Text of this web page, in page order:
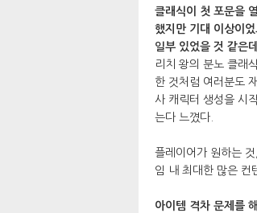
클래식이 첫 포문을
했지만 기대 이상이
일부 있었을 것 같은
리치 왕의 분노 클래
한 것처럼 여러분도
사 캐릭터 생성을 시
는다 느꼈다.
플레이어가 원하는
임 내 최대한 많은 컨
아이템 격차 문제를